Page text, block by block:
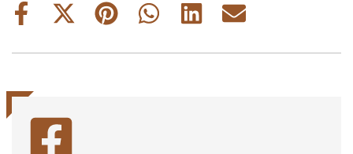
Share
Share
(Twitter)
Share
Share
Share
Share